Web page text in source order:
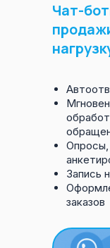
Опросы,
Запись
заказов
Чат-